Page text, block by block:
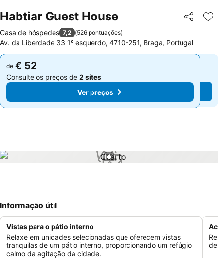
Habtiar Guest House Partilhar
Casa de hóspedes 7,2 (526 pontuações)
Av. da Liberdade 33 1º esquerdo, 4710-251, Braga, Portugal
de € 52
Consulte os preços de 2 sites
Ver preços
de € 52
Consulte os preços de 2 sites
Ver preços
1 / 1
Informação útil
Vistas para o pátio interno
Relaxe em unidades selecionadas que oferecem vistas
tranquilas de um pátio interno, proporcionando um refúgio
calmo da agitação da cidade.